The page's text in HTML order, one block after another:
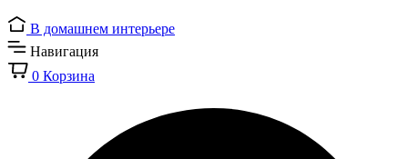
В домашнем интерьере
Навигация
0 Корзина